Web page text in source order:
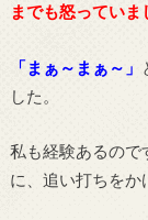
までも怒っていま
「まぁ～まぁ～」
した。
私も経験あるので
に、追い打ちをか